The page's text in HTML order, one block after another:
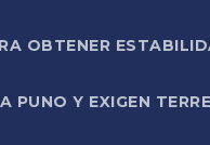
OBTENER
Y EXIGEN